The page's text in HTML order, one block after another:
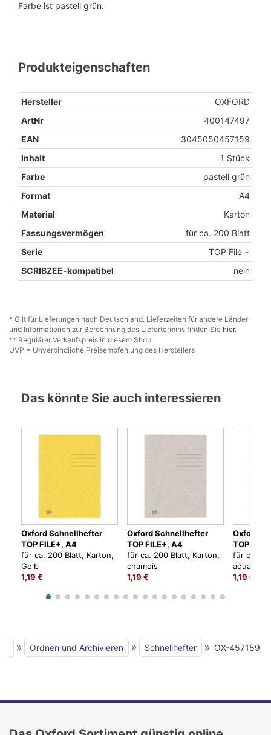
Farbe ist pastell grün.
Produkteigenschaften
Hersteller
OXFORD
ArtNr
400147497
EAN
3045050457159
Inhalt
1 Stück
Farbe
pastell grün
Format
A4
Material
Karton
Fassungsvermögen
für ca. 200 Blatt
Serie
TOP File +
SCRIBZEE-kompatibel
nein
* Gilt für Lieferungen nach Deutschland. Lieferzeiten für andere Länder
und Informationen zur Berechnung des Liefertermins finden Sie hier.
** Regulärer Verkaufspreis in diesem Shop
UVP = Unverbindliche Preisempfehlung des Herstellers
Das könnte Sie auch interessieren
Oxford Schnellhefter
TOP FILE+, A4
für ca. 200 Blatt, Karton,
Gelb
1,19 €
Oxford Schnellhefter
TOP FILE+, A4
für ca. 200 Blatt, Karton,
chamois
1,19 €
Oxford
TOP
für ca.
aqua
1,19 €
» Ordnen und Archivieren » Schnellhefter » OX-457159